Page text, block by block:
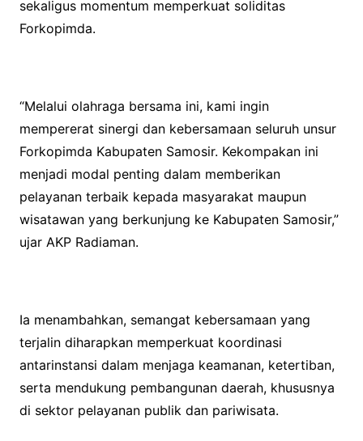
sekaligus momentum memperkuat soliditas
Forkopimda.
“Melalui olahraga bersama ini, kami ingin
mempererat sinergi dan kebersamaan seluruh unsur
Forkopimda Kabupaten Samosir. Kekompakan ini
menjadi modal penting dalam memberikan
pelayanan terbaik kepada masyarakat maupun
wisatawan yang berkunjung ke Kabupaten Samosir,”
ujar AKP Radiaman.
Ia menambahkan, semangat kebersamaan yang
terjalin diharapkan memperkuat koordinasi
antarinstansi dalam menjaga keamanan, ketertiban,
serta mendukung pembangunan daerah, khususnya
di sektor pelayanan publik dan pariwisata.